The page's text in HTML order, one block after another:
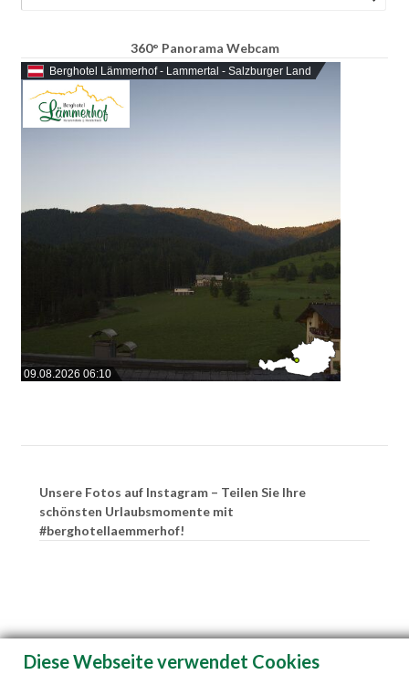
360° Panorama Webcam
Berghotel Lämmerhof - Lammertal - Salzburger Land
09.08.2026 06:10
Unsere Fotos auf Instagram – Teilen Sie Ihre
schönsten Urlaubsmomente mit
#berghotellaemmerhof!
Diese Webseite verwendet Cookies